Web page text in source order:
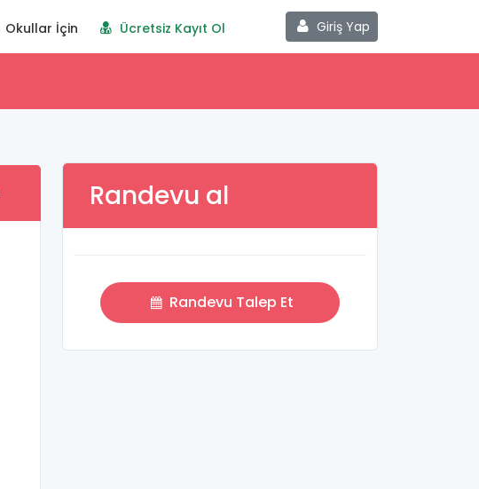
Giriş Yap
Okullar İçin Ücretsiz Kayıt Ol
Randevu al
Randevu Talep Et